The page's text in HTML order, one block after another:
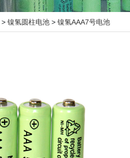
> 镍氢圆柱电池 > 镍氢AAA7号电池